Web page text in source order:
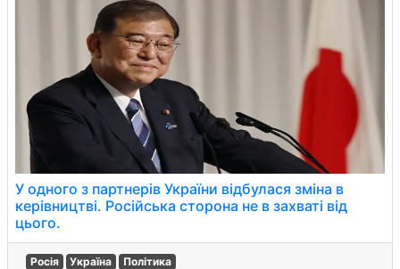
У одного з партнерів України відбулася зміна в
керівництві. Російська сторона не в захваті від
цього.
Росія Україна Політика